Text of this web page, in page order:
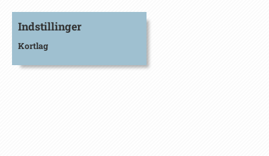
Indstillinger
Kortlag